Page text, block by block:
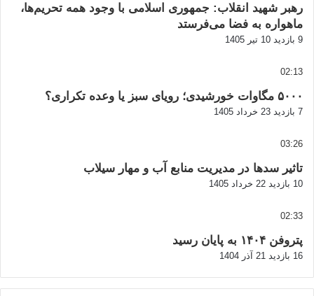
رهبر شهید انقلاب: جمهوری اسلامی با وجود همه تحریم‌ها،
ماهواره به فضا می‌فرستد
9 بازدید 10 تیر 1405
02:13
۵۰۰۰ مگاوات خورشیدی؛ رویای سبز یا وعده تکراری؟
7 بازدید 23 خرداد 1405
03:26
تاثیر سدها در مدیریت منابع آب و مهار سیلاب
10 بازدید 22 خرداد 1405
02:33
پتروفن ۱۴۰۴ به پایان رسید
16 بازدید 21 آذر 1404